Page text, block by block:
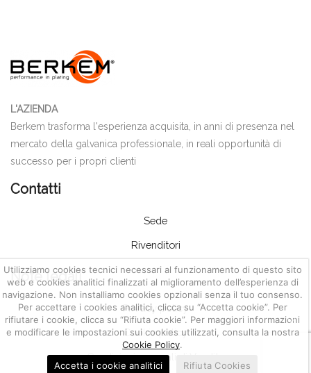
Utilizziamo cookies tecnici necessari al funzionamento di questo sito
web e cookies analitici finalizzati al miglioramento dell’esperienza di
navigazione. Non installiamo cookies opzionali senza il tuo consenso.
Per accettare i cookies analitici, clicca su “Accetta cookie”. Per
rifiutare i cookie, clicca su “Rifiuta cookie”. Per maggiori informazioni
e modificare le impostazioni sui cookies utilizzati, consulta la nostra
Cookie Policy.
Accetta i cookie analitici
Rifiuta Cookies
L'AZIENDA
Berkem trasforma l'esperienza acquisita, in anni di presenza nel
mercato della galvanica professionale, in reali opportunità di
successo per i propri clienti
Contatti
Sede
Rivenditori
Note legali
Privacy policy
Cookie policy
Condizioni generali di Vendita